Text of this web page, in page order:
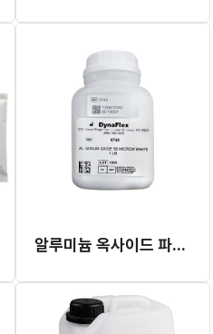
알루미늄 옥사이드 파우더 (#0740)